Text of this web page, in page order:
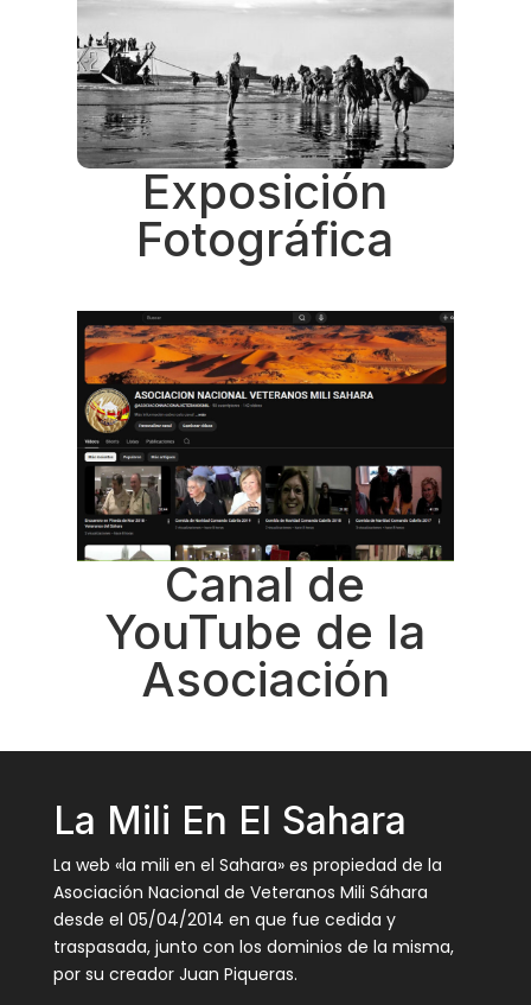
Exposición
Fotográfica
Canal de
YouTube de la
Asociación
La Mili En El Sahara
La web «la mili en el Sahara» es propiedad de la
Asociación Nacional de Veteranos Mili Sáhara
desde el 05/04/2014 en que fue cedida y
traspasada, junto con los dominios de la misma,
por su creador Juan Piqueras.